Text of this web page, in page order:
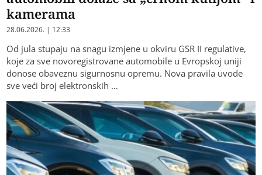
kamerama
28.06.2026. | 12:33
Od jula stupaju na snagu izmjene u okviru GSR II regulative,
koje za sve novoregistrovane automobile u Evropskoj uniji
donose obaveznu sigurnosnu opremu. Nova pravila uvode
sve veći broj elektronskih …